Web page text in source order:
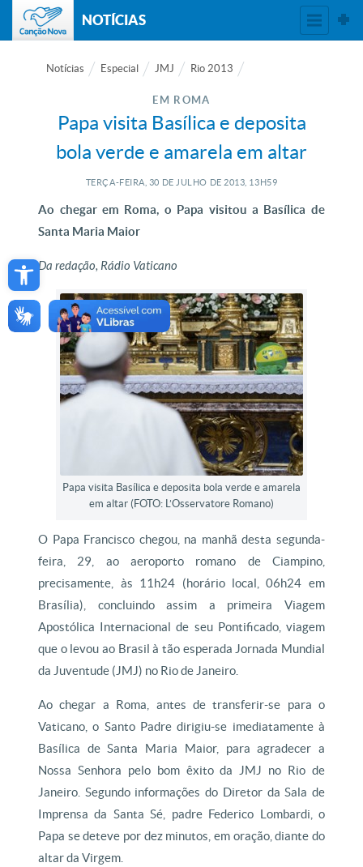
Open toolbar
NOTÍCIAS
Notícias Especial JMJ Rio 2013
EM ROMA
Papa visita Basílica e deposita
bola verde e amarela em altar
TERÇA-FEIRA, 30 DE JULHO DE 2013, 13H59
Ao chegar em Roma, o Papa visitou a Basílica de
Santa Maria Maior
Da redação, Rádio Vaticano
Papa visita Basílica e deposita bola verde e amarela
em altar (FOTO: L’Osservatore Romano)
O Papa Francisco chegou, na manhã desta segunda-
feira, 29, ao aeroporto romano de Ciampino,
precisamente, às 11h24 (horário local, 06h24 em
Brasília), concluindo assim a primeira Viagem
Apostólica Internacional de seu Pontificado, viagem
que o levou ao Brasil à tão esperada Jornada Mundial
da Juventude (JMJ) no Rio de Janeiro.
Ao chegar a Roma, antes de transferir-se para o
Vaticano, o Santo Padre dirigiu-se imediatamente à
Basílica de Santa Maria Maior, para agradecer a
Nossa Senhora pelo bom êxito da JMJ no Rio de
Janeiro. Segundo informações do Diretor da Sala de
Imprensa da Santa Sé, padre Federico Lombardi, o
Papa se deteve por dez minutos, em oração, diante do
altar da Virgem.